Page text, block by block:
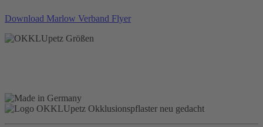
Download Marlow Verband Flyer